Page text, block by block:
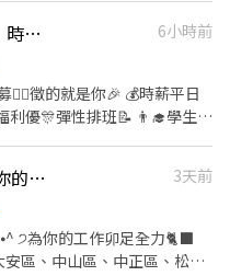
門市工作的夥伴，都要活得
情地作好每一件事、用心調
地的一株咖啡樹，最終成為
段旅程、為每一杯咖啡做品
驗。 ★我們每家門
伴們之間的回憶 ★每位
👍 🔥日商壽司郎【內湖大全聯】時薪230元起-兼職人員🙆‍♀️六日250元起💰
6小時前
優🎊彈性排班📝 👨‍🎓學生打
工、假日兼職、二度就業、
請於面試時與店
日班、放學後打烊班皆有職
👍 時薪高達👉2️⃣9️⃣5️⃣‼️🍔期待你的「麥」力演出🍟餐飲服務員
3天前
區、中山區、中正區、松山